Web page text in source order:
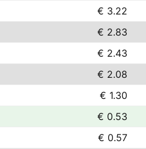
€ 3.22
€ 2.83
€ 2.43
€ 2.08
€ 1.30
€ 0.53
€ 0.57